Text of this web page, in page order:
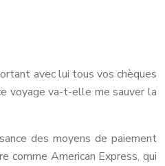
avec lui tous vos chèques
voyage va-t-elle me sauver la
des moyens de paiement
comme American Express, qui